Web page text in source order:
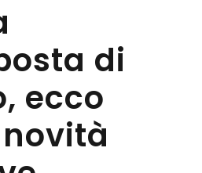
di
ecco